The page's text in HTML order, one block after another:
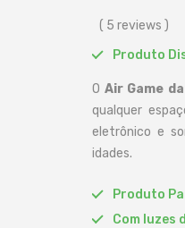
( 5 reviews )
Produto
O Air Game
qualquer
eletrônico e
idades.
Produto
Com luzes